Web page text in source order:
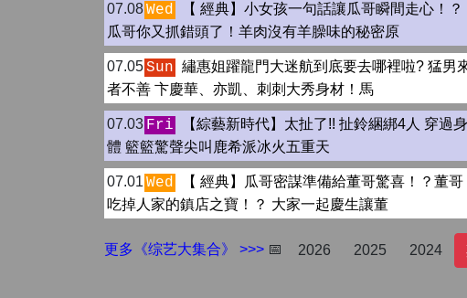
07.08Wed
【 經典】小女孩一句話讓瓜哥瞬間走心！？
瓜哥你又抓錯頭了！羊肉沒有羊臊味的秘密原
07.05Sun 繡惠姐躍龍門大迷航到底要去哪裡啦? 猛男
者不善 卞慶華、亦凱、刺刺大秀身材！馬
07.03 Fri
【綜藝新時代】太扯了!! 扯鈴綑綁4人 穿過身
體 籃籃驚聲尖叫鹿希派冰火五重天
07.01Wed
【 經典】瓜哥密謀準備給董哥驚喜！？董哥
吃掉人家的鎮店之寶！？ 大家一起慶生讓董
更多《综艺大集合》 >>> 📅 2026 2025 2024